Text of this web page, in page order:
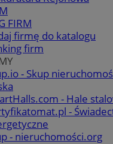
FIRM
firmę do katalogu
firm
- Skup
- Hale
-
- nieruchomości.org